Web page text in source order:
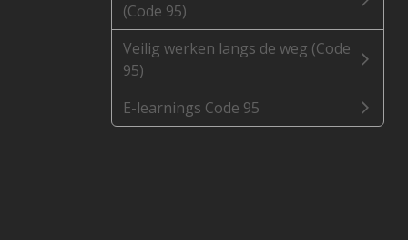
(Code 95)
Veilig werken langs de weg (Code
95)
E-learnings Code 95